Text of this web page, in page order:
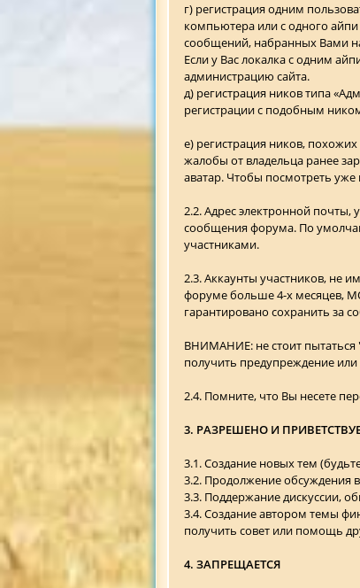
г) регистрация одним
компьютера или с одного айпи
сообщений, набранных Вами
Если у Вас локалка с одним
администрацию сайта.
д) регистрация ников типа
регистрации с подобным
е) регистрация ников,
жалобы от владельца ранее
аватар. Чтобы посмотреть
2.2. Адрес электронной
сообщения форума. По
участниками.
2.3. Аккаунты участников, не
форуме больше 4-х месяцев,
гарантировано сохранить за
ВНИМАНИЕ: не стоит пытаться
получить предупреждение или
2.4. Помните, что Вы несете
3. РАЗРЕШЕНО И
3.1. Создание новых тем
3.2. Продолжение обсуждения
3.3. Поддержание дискуссии,
3.4. Создание автором темы
получить совет или помощь
4. ЗАПРЕЩАЕТСЯ